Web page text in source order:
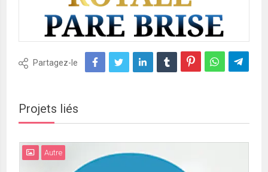
Partagez-le
Projets liés
Autre